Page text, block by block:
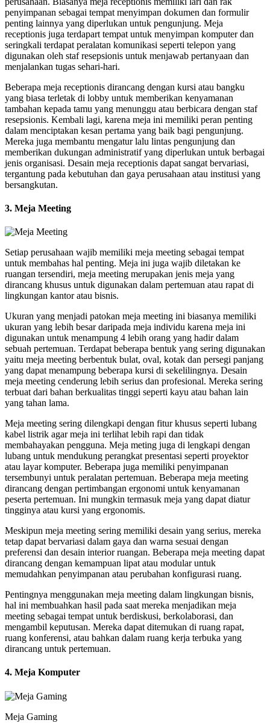
penyimpanan sebagai tempat menyimpan dokumen dan formulir
penting lainnya yang diperlukan untuk pengunjung. Meja
receptionis juga terdapart tempat untuk menyimpan komputer dan
seringkali terdapat peralatan komunikasi seperti telepon yang
digunakan oleh staf resepsionis untuk menjawab pertanyaan dan
menjalankan tugas sehari-hari.
Beberapa meja receptionis dirancang dengan kursi atau bangku
yang biasa terletak di lobby untuk memberikan kenyamanan
tambahan kepada tamu yang menunggu atau berbicara dengan staf
resepsionis. Kembali lagi, karena meja ini memiliki peran penting
dalam menciptakan kesan pertama yang baik bagi pengunjung.
Mereka juga membantu mengatur lalu lintas pengunjung dan
memberikan dukungan administratif yang diperlukan untuk berbagai
jenis organisasi. Desain meja receptionis dapat sangat bervariasi,
tergantung pada kebutuhan dan gaya perusahaan atau institusi yang
bersangkutan.
3. Meja Meeting
Setiap perusahaan wajib memiliki meja meeting sebagai tempat
untuk membahas hal penting. Meja ini juga wajib diletakan ke
ruangan tersendiri, meja meeting merupakan jenis meja yang
dirancang khusus untuk digunakan dalam pertemuan atau rapat di
lingkungan kantor atau bisnis.
Ukuran yang menjadi patokan meja meeting ini biasanya memiliki
ukuran yang lebih besar daripada meja individu karena meja ini
digunakan untuk menampung 4 lebih orang yang hadir dalam
sebuah pertemuan. Terdapat beberapa bentuk yang sering digunakan
yaitu meja meeting berbentuk bulat, oval, kotak dan persegi panjang
yang dapat menampung beberapa kursi di sekelilingnya. Desain
meja meeting cenderung lebih serius dan profesional. Mereka sering
terbuat dari bahan berkualitas tinggi seperti kayu atau bahan lain
yang tahan lama.
Meja meeting sering dilengkapi dengan fitur khusus seperti lubang
kabel listrik agar meja ini terlihat lebih rapi dan tidak
membahayakan pengguna. Meja meting juga di lengkapi dengan
lubang untuk mendukung perangkat presentasi seperti proyektor
atau layar komputer. Beberapa juga memiliki penyimpanan
tersembunyi untuk peralatan pertemuan. Beberapa meja meeting
dirancang dengan pertimbangan ergonomi untuk kenyamanan
peserta pertemuan. Ini mungkin termasuk meja yang dapat diatur
tingginya atau kursi yang ergonomis.
Meskipun meja meeting sering memiliki desain yang serius, mereka
tetap dapat bervariasi dalam gaya dan warna sesuai dengan
preferensi dan desain interior ruangan. Beberapa meja meeting dapat
dirancang dengan kemampuan lipat atau modular untuk
memudahkan penyimpanan atau perubahan konfigurasi ruang.
Pentingnya menggunakan meja meeting dalam lingkungan bisnis,
hal ini membuahkan hasil pada saat mereka menjadikan meja
meeting sebagai tempat untuk berdiskusi, berkolaborasi, dan
mengambil keputusan. Mereka dapat ditemukan di ruang rapat,
ruang konferensi, atau bahkan dalam ruang kerja terbuka yang
dirancang untuk pertemuan.
4. Meja Komputer
Meja Gaming